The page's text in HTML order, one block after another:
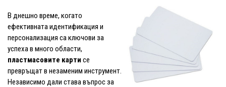
В днешно време, когато
ефективната идентификация и
персонализация са ключови за
успеха в много области,
пластмасовите карти се
превръщат в незаменим инструмент.
Независимо дали става въпрос за